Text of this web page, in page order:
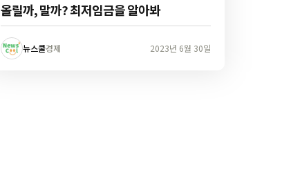
올릴까, 말까? 최저임금을 알아봐
뉴스쿨경제 2023년 6월 30일